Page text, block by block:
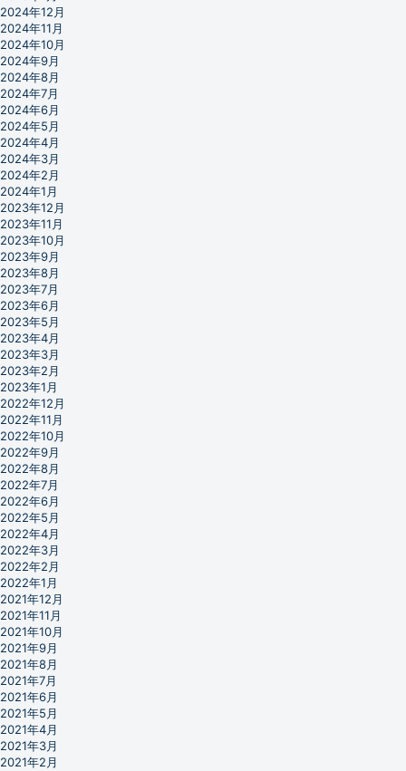
2024年12月
2024年11月
2024年10月
2024年9月
2024年8月
2024年7月
2024年6月
2024年5月
2024年4月
2024年3月
2024年2月
2024年1月
2023年12月
2023年11月
2023年10月
2023年9月
2023年8月
2023年7月
2023年6月
2023年5月
2023年4月
2023年3月
2023年2月
2023年1月
2022年12月
2022年11月
2022年10月
2022年9月
2022年8月
2022年7月
2022年6月
2022年5月
2022年4月
2022年3月
2022年2月
2022年1月
2021年12月
2021年11月
2021年10月
2021年9月
2021年8月
2021年7月
2021年6月
2021年5月
2021年4月
2021年3月
2021年2月